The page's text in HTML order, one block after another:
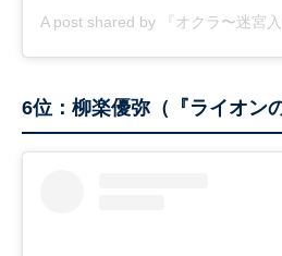
A post shared by 『オクラ〜迷宮
6位：柳楽優弥（『ライオン